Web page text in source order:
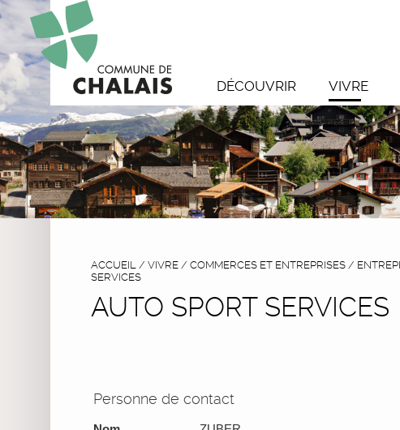
DÉCOUVRIR VIVRE
ACCUEIL / VIVRE / COMMERCES ET ENTREPRISES /
SERVICES
AUTO SPORT SERVICES
Personne de contact